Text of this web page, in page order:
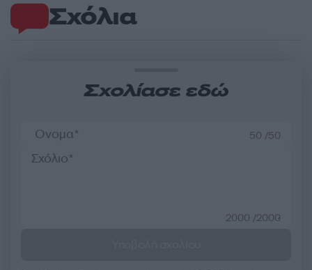
Σχόλια
Σχολίασε εδώ
50 /50
2000 /2000